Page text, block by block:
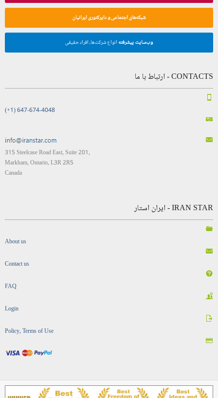
شبکه‌های اجتماعی و دایرکتوری ایرانیان
وب‌سایت پیشرفته انواع شرکت‌ها، افراد حقیقی
CONTACTS - ارتباط با ما
(+1) 647-674-4048
315 Steelcase Road East, Suite 201,
Markham, Ontario, L3R 2R5
Canada
IRAN STAR - ایران استار
About us
Contact us
FAQ
Login
Policy, Terms of Use